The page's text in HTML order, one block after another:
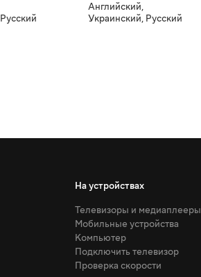
Русский
Английский,
Украинский, Русский
На устройствах
Телевизоры и медиаплееры
Мобильные устройства
Компьютер
Подключить телевизор
Проверка скорости